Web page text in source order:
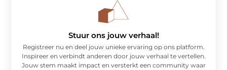
Stuur ons jouw verhaal!
Registreer nu en deel jouw unieke ervaring op ons platform.
Inspireer en verbindt anderen door jouw verhaal te vertellen.
Jouw stem maakt impact en versterkt een community waar